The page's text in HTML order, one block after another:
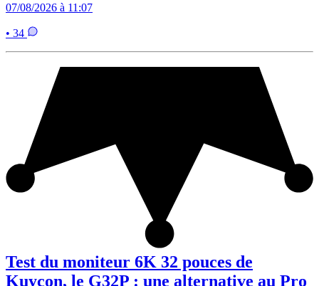
07/08/2026 à 11:07
• 34
Test du moniteur 6K 32 pouces de
Kuycon, le G32P : une alternative au Pro